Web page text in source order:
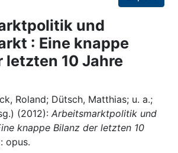
und
: Eine knappe
letzten 10 Jahre
Roland; Dütsch, Matthias; u. a.;
(2012): Arbeitsmarktpolitik und
knappe Bilanz der letzten 10
opus.